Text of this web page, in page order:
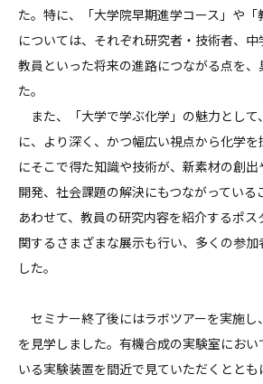
た。特に、「大学院早期進学コース」や「
については、それぞれ研究者・技術者、
教員といった将来の進路につながる点を、
た。
また、「大学で学ぶ化学」の魅力として
に、より深く、かつ幅広い視点から化学
にそこで得た知識や技術が、新素材の創
開発、社会課題の解決にもつながっている
あわせて、教員の研究内容を紹介するポ
関するさまざまな展示も行い、多くの参
した。
セミナー終了後にはラボツアーを実施し
を見学しました。有機合成の実験室におい
いる実験装置を間近で見ていただくとと